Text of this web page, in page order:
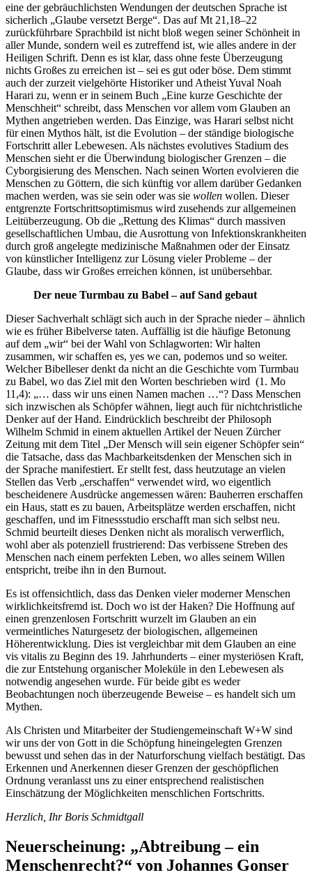
eine der gebräuchlichsten Wendungen der deutschen Sprache ist
sicherlich „Glaube versetzt Berge“. Das auf Mt 21,18–22
zurückführbare Sprachbild ist nicht bloß wegen seiner Schönheit in
aller Munde, sondern weil es zutreffend ist, wie alles andere in der
Heiligen Schrift. Denn es ist klar, dass ohne feste Überzeugung
nichts Großes zu erreichen ist – sei es gut oder böse. Dem stimmt
auch der zurzeit vielgehörte Historiker und Atheist Yuval Noah
Harari zu, wenn er in seinem Buch „Eine kurze Geschichte der
Menschheit“ schreibt, dass Menschen vor allem vom Glauben an
Mythen angetrieben werden. Das Einzige, was Harari selbst nicht
für einen Mythos hält, ist die Evolution – der ständige biologische
Fortschritt aller Lebewesen. Als nächstes evolutives Stadium des
Menschen sieht er die Überwindung biologischer Grenzen – die
Cyborgisierung des Menschen. Nach seinen Worten evolvieren die
Menschen zu Göttern, die sich künftig vor allem darüber Gedanken
machen werden, was sie sein oder was sie wollen wollen. Dieser
entgrenzte Fortschrittsoptimismus wird zusehends zur allgemeinen
Leitüberzeugung. Ob die „Rettung des Klimas“ durch massiven
gesellschaftlichen Umbau, die Ausrottung von Infektionskrankheiten
durch groß angelegte medizinische Maßnahmen oder der Einsatz
von künstlicher Intelligenz zur Lösung vieler Probleme – der
Glaube, dass wir Großes erreichen können, ist unübersehbar.
Der neue Turmbau zu Babel – auf Sand gebaut
Dieser Sachverhalt schlägt sich auch in der Sprache nieder – ähnlich
wie es früher Bibelverse taten. Auffällig ist die häufige Betonung
auf dem „wir“ bei der Wahl von Schlagworten: Wir halten
zusammen, wir schaffen es, yes we can, podemos und so weiter.
Welcher Bibelleser denkt da nicht an die Geschichte vom Turmbau
zu Babel, wo das Ziel mit den Worten beschrieben wird (1. Mo
11,4): „… dass wir uns einen Namen machen …“? Dass Menschen
sich inzwischen als Schöpfer wähnen, liegt auch für nichtchristliche
Denker auf der Hand. Eindrücklich beschreibt der Philosoph
Wilhelm Schmid in einem aktuellen Artikel der Neuen Zürcher
Zeitung mit dem Titel „Der Mensch will sein eigener Schöpfer sein“
die Tatsache, dass das Machbarkeitsdenken der Menschen sich in
der Sprache manifestiert. Er stellt fest, dass heutzutage an vielen
Stellen das Verb „erschaffen“ verwendet wird, wo eigentlich
bescheidenere Ausdrücke angemessen wären: Bauherren erschaffen
ein Haus, statt es zu bauen, Arbeitsplätze werden erschaffen, nicht
geschaffen, und im Fitnessstudio erschafft man sich selbst neu.
Schmid beurteilt dieses Denken nicht als moralisch verwerflich,
wohl aber als potenziell frustrierend: Das verbissene Streben des
Menschen nach einem perfekten Leben, wo alles seinem Willen
entspricht, treibe ihn in den Burnout.
Es ist offensichtlich, dass das Denken vieler moderner Menschen
wirklichkeitsfremd ist. Doch wo ist der Haken? Die Hoffnung auf
einen grenzenlosen Fortschritt wurzelt im Glauben an ein
vermeintliches Naturgesetz der biologischen, allgemeinen
Höherentwicklung. Dies ist vergleichbar mit dem Glauben an eine
vis vitalis zu Beginn des 19. Jahrhunderts – einer mysteriösen Kraft,
die zur Entstehung organischer Moleküle in den Lebewesen als
notwendig angesehen wurde. Für beide gibt es weder
Beobachtungen noch überzeugende Beweise – es handelt sich um
Mythen.
Als Christen und Mitarbeiter der Studiengemeinschaft W+W sind
wir uns der von Gott in die Schöpfung hineingelegten Grenzen
bewusst und sehen das in der Naturforschung vielfach bestätigt. Das
Erkennen und Anerkennen dieser Grenzen der geschöpflichen
Ordnung veranlasst uns zu einer entsprechend realistischen
Einschätzung der Möglichkeiten menschlichen Fortschritts.
Herzlich, Ihr Boris Schmidtgall
Neuerscheinung: „Abtreibung – ein
Menschenrecht?“ von Johannes Gonser